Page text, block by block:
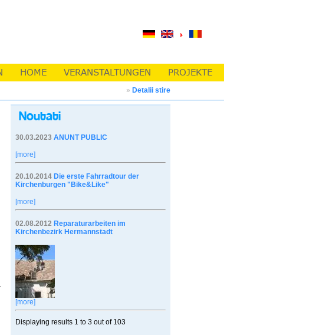
» Detalii stire
30.03.2023 ANUNT PUBLIC
[more]
20.10.2014 Die erste Fahrradtour der
Kirchenburgen "Bike&Like"
[more]
02.08.2012 Reparaturarbeiten im
Kirchenbezirk Hermannstadt
[more]
Displaying results 1 to 3out of 103